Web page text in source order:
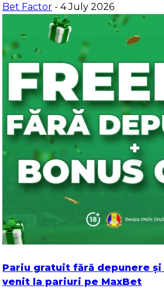
Bet Factor - 4 July 2026
Pariu gratuit fără depunere și
venit la pariuri pe MaxBet